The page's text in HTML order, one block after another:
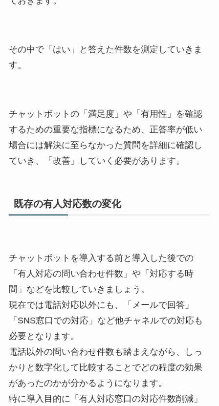
その中で「はい」と答えた件数を測定していきま
す。
チャットボットの「満足度」や「有用性」を確認
するための重要な指標になるため、正答率が低い
場合には解決に至らなかった質問を詳細に確認し
ていき、「改善」していく必要があります。
既存の有人対応数の変化
チャットボットを導入する前と導入した後での
「有人対応の問い合わせ件数」や「対応する時
間」などを比較していきましょう。
現在では電話対応以外にも、「メールで回答」
「SNS窓口での対応」など他チャネルでの対応も
必要となります。
電話以外の問い合わせ件数も踏まえながら、しっ
かりと数字化して比較することでどの程度の効果
があったのかが分かるようになります。
特に導入目的に「有人対応窓口の対応件数削減」